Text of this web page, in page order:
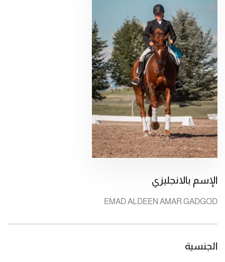
الإسم بالانجليزي
EMAD ALDEEN AMAR GADGOD
الجنسية